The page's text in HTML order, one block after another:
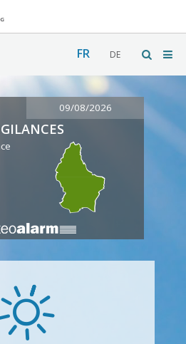
FR DE
09/08/2026